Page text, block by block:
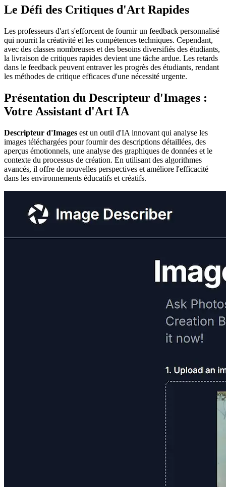
Le Défi des Critiques d'Art Rapides
Les professeurs d'art s'efforcent de fournir un feedback personnalisé
qui nourrit la créativité et les compétences techniques. Cependant,
avec des classes nombreuses et des besoins diversifiés des étudiants,
la livraison de critiques rapides devient une tâche ardue. Les retards
dans le feedback peuvent entraver les progrès des étudiants, rendant
les méthodes de critique efficaces d'une nécessité urgente.
Présentation du Descripteur d'Images :
Votre Assistant d'Art IA
Descripteur d'Images est un outil d'IA innovant qui analyse les
images téléchargées pour fournir des descriptions détaillées, des
aperçus émotionnels, une analyse des graphiques de données et le
contexte du processus de création. En utilisant des algorithmes
avancés, il offre de nouvelles perspectives et améliore l'efficacité
dans les environnements éducatifs et créatifs.